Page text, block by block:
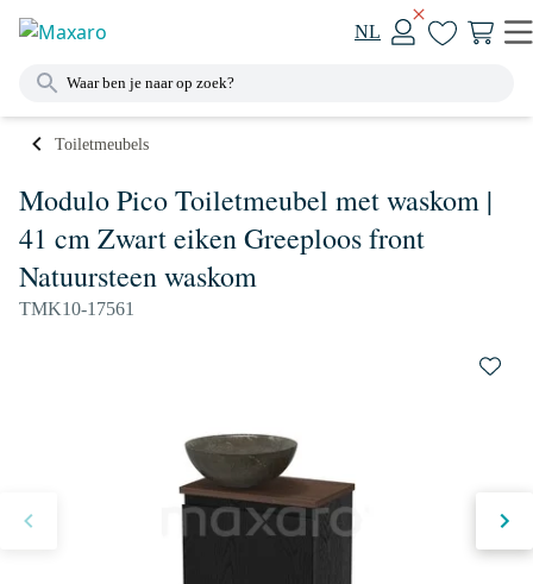
NL
Toiletmeubels
Modulo Pico Toiletmeubel met waskom |
41 cm Zwart eiken Greeploos front
Natuursteen waskom
TMK10-17561